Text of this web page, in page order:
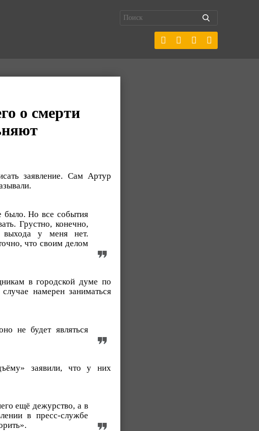
о смерти
заявление. Сам Артур
было. Но все события
Грустно, конечно,
выхода у меня нет.
что своим делом
в городской думе по
намерен заниматься
не будет являться
заявили, что у них
ещё дежурство, а в
в пресс-службе